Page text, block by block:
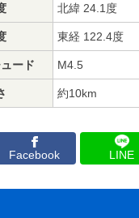
北緯 24.1度
東経 122.4度
ード M4.5
約10km
Facebook LINE